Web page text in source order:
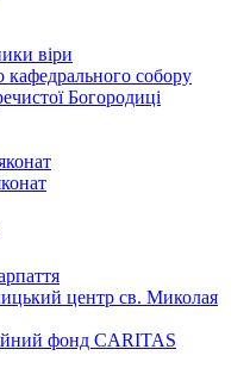
віри
кафедрального собору
Богородиці
центр св. Миколая
фонд CARITAS